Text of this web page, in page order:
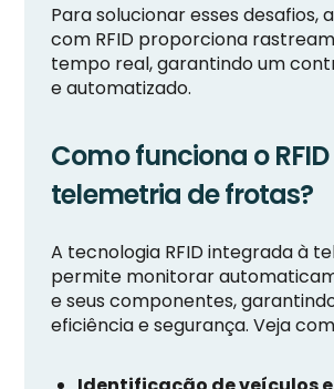
Para solucionar esses desafios,
com RFID proporciona
tempo real, garantindo um
e automatizado.
Como funciona o
telemetria de frotas?
A tecnologia RFID integrada à
permite monitorar
e seus componentes,
eficiência e segurança. Veja